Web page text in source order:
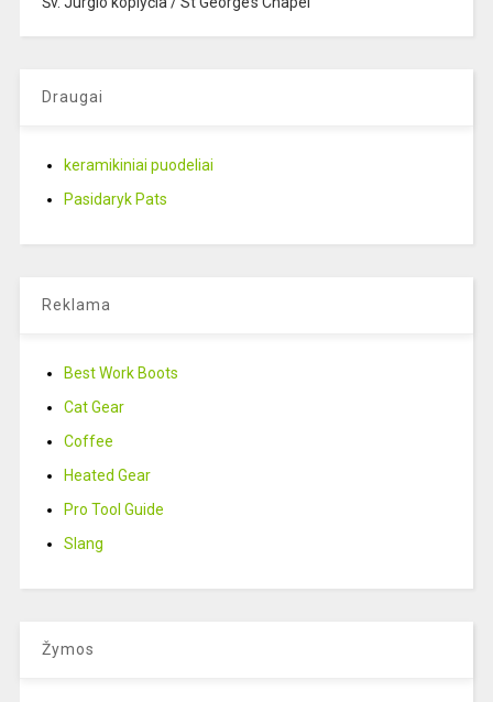
Draugai
keramikiniai puodeliai
Pasidaryk Pats
Reklama
Best Work Boots
Cat Gear
Coffee
Heated Gear
Pro Tool Guide
Slang
Žymos